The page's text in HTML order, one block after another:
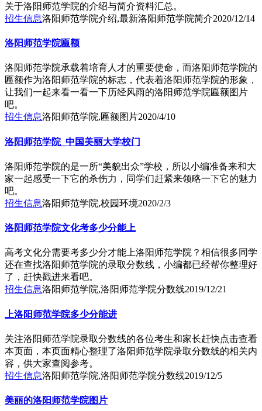
关于洛阳师范学院的介绍与简介资料汇总。
招生信息洛阳师范学院介绍,最新洛阳师范学院简介2020/12/14
洛阳师范学院匾额
洛阳师范学院承载着培育人才的重要使命，而洛阳师范学院的
匾额作为洛阳师范学院的标志，代表着洛阳师范学院的形象，
让我们一起来看一看一下历经风雨的洛阳师范学院匾额图片
吧。
招生信息洛阳师范学院,匾额图片2020/4/10
洛阳师范学院_中国美丽大学校门
洛阳师范学院的是一所“美貌出众”学校，所以小编准备来和大
家一起感受一下它的杀伤力，同学们赶紧来领略一下它的魅力
吧。
招生信息洛阳师范学院,校园环境2020/2/3
洛阳师范学院文化考多少分能上
高考文化分需要考多少分才能上洛阳师范学院？相信很多同学
还在查找洛阳师范学院的录取分数线，小编都已经帮你整理好
了，赶快戳进来看吧。
招生信息洛阳师范学院,洛阳师范学院分数线2019/12/21
上洛阳师范学院多少分能进
关注洛阳师范学院录取分数线的各位考生和家长赶快点击查看
本页面，本页面精心整理了洛阳师范学院录取分数线的相关内
容，供大家查阅参考。
招生信息洛阳师范学院,洛阳师范学院分数线2019/12/5
美丽的洛阳师范学院图片